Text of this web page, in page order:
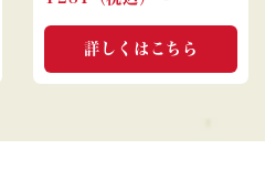
詳しくはこちら